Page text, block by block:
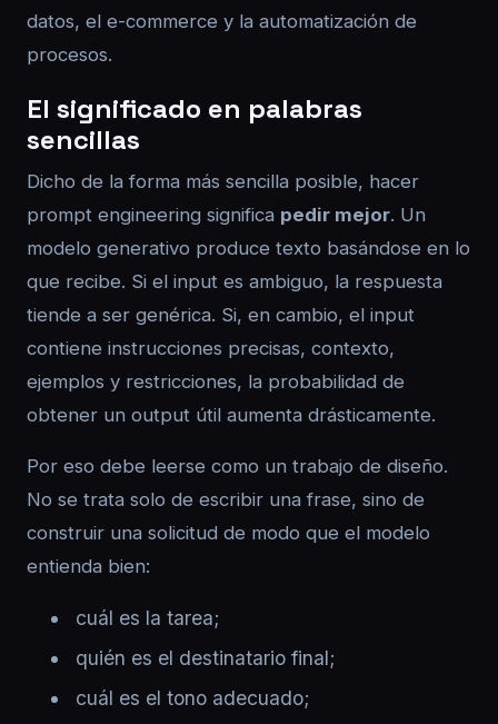
datos, el e-commerce y la automatización de
procesos.
El significado en palabras
sencillas
Dicho de la forma más sencilla posible, hacer
prompt engineering significa pedir mejor. Un
modelo generativo produce texto basándose en lo
que recibe. Si el input es ambiguo, la respuesta
tiende a ser genérica. Si, en cambio, el input
contiene instrucciones precisas, contexto,
ejemplos y restricciones, la probabilidad de
obtener un output útil aumenta drásticamente.
Por eso debe leerse como un trabajo de diseño.
No se trata solo de escribir una frase, sino de
construir una solicitud de modo que el modelo
entienda bien:
cuál es la tarea;
quién es el destinatario final;
cuál es el tono adecuado;